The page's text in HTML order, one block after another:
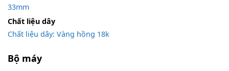
33mm
Chất liệu dây
Chất liệu dây: Vàng hồng 18k
Bộ máy